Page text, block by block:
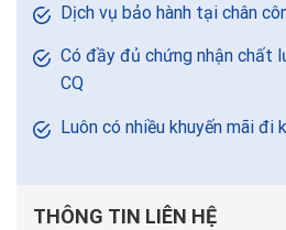
Dịch vụ bảo hành tại chân
Có đầy đủ chứng nhận chất
CQ
Luôn có nhiều khuyến mãi đi
THÔNG TIN LIÊN HỆ